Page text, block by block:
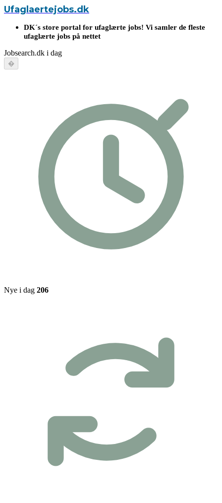
Ufaglaertejobs.dk
DK´s store portal for ufaglærte jobs! Vi samler de fleste
ufaglærte jobs på nettet
Jobsearch.dk i dag
�
Nye i dag 206